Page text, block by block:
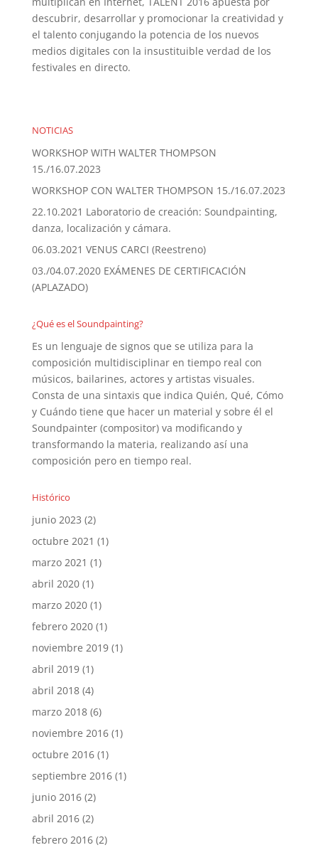
descubrir, desarrollar y promocionar la creatividad y
el talento conjugando la potencia de los nuevos
medios digitales con la insustituible verdad de los
festivales en directo.
NOTICIAS
WORKSHOP WITH WALTER THOMPSON
15./16.07.2023
WORKSHOP CON WALTER THOMPSON 15./16.07.2023
22.10.2021 Laboratorio de creación: Soundpainting,
danza, localización y cámara.
06.03.2021 VENUS CARCI (Reestreno)
03./04.07.2020 EXÁMENES DE CERTIFICACIÓN
(APLAZADO)
¿Qué es el Soundpainting?
Es un lenguaje de signos que se utiliza para la
composición multidisciplinar en tiempo real con
músicos, bailarines, actores y artistas visuales.
Consta de una sintaxis que indica Quién, Qué, Cómo
y Cuándo tiene que hacer un material y sobre él el
Soundpainter (compositor) va modificando y
transformando la materia, realizando así una
composición pero en tiempo real.
Histórico
junio 2023 (2)
octubre 2021 (1)
marzo 2021 (1)
abril 2020(1)
marzo 2020(1)
febrero 2020(1)
noviembre 2019(1)
abril 2019(1)
abril 2018(4)
marzo 2018(6)
noviembre 2016(1)
octubre 2016(1)
septiembre 2016(1)
junio 2016(2)
abril 2016(2)
febrero 2016(2)